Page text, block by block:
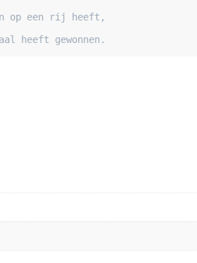
op een rij heeft,
heeft gewonnen.